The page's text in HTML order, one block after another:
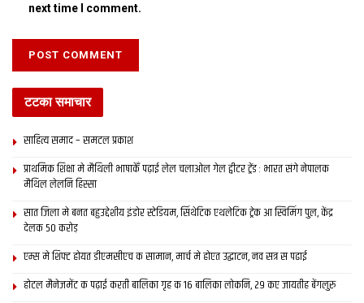
next time I comment.
टटका समाचार
साहित्य समाद – समटल प्रकाश
प्राथमिक शि‍क्षा मे मैथि‍ली भाषाकेँ पढ़ाई लेल चलाओल गेल ट्वीटर ट्रेंड : भारत संगे नेपालक
मैथिल लेलनि हिस्सा
सात जिला मे बनत बहुउद्देशीय इंडोर स्‍टेडि‍यम, सिंथेटिक एथलेटिक ट्रेक आ स्विमिंग पुल, केंद्र
देलक 50 करोड़
एम्स मे शिफ्ट होयत डीएमसीएच क सामान, मार्च मे होएत उद्घाटन, नव सत्र स पढाई
होटल मैनेजमेंट क पढ़ाई करती बालिका गृह क 16 बालिका लोकनि, 29 कए जायतीह बेंगलुरु